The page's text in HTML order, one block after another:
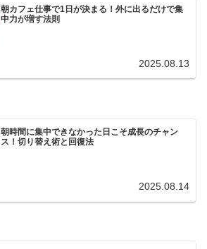
朝カフェ仕事で1日が決まる！外に出るだけで集
中力が増す法則
2025.08.13
朝時間に集中できなかった日こそ成長のチャン
ス！切り替え術と回復法
2025.08.14